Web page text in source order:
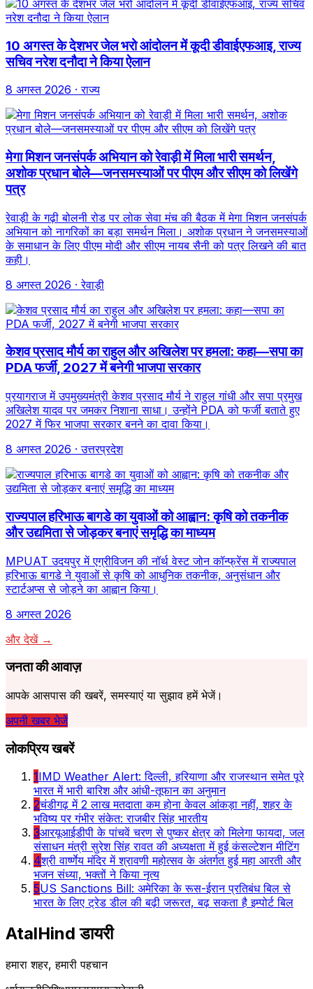
10 अगस्त के देशभर जेल भरो आंदोलन में कूदी डीवाईएफआइ, राज्य
सचिव नरेश दनौदा ने किया ऐलान
8 अगस्त 2026 · राज्य
मेगा मिशन जनसंपर्क अभियान को रेवाड़ी में मिला भारी समर्थन,
अशोक प्रधान बोले—जनसमस्याओं पर पीएम और सीएम को लिखेंगे
पत्र
रेवाड़ी के गढ़ी बोलनी रोड पर लोक सेवा मंच की बैठक में मेगा मिशन जनसंपर्क
अभियान को नागरिकों का बड़ा समर्थन मिला। अशोक प्रधान ने जनसमस्याओं
के समाधान के लिए पीएम मोदी और सीएम नायब सैनी को पत्र लिखने की बात
कही।
8 अगस्त 2026 · रेवाड़ी
केशव प्रसाद मौर्य का राहुल और अखिलेश पर हमला: कहा—सपा का
PDA फर्जी, 2027 में बनेगी भाजपा सरकार
प्रयागराज में उपमुख्यमंत्री केशव प्रसाद मौर्य ने राहुल गांधी और सपा प्रमुख
अखिलेश यादव पर जमकर निशाना साधा। उन्होंने PDA को फर्जी बताते हुए
2027 में फिर भाजपा सरकार बनने का दावा किया।
8 अगस्त 2026 · उत्तरप्रदेश
राज्यपाल हरिभाऊ बागडे का युवाओं को आह्वान: कृषि को तकनीक
और उद्यमिता से जोड़कर बनाएं समृद्धि का माध्यम
MPUAT उदयपुर में एग्रीविजन की नॉर्थ वेस्ट जोन कॉन्फ्रेंस में राज्यपाल
हरिभाऊ बागडे ने युवाओं से कृषि को आधुनिक तकनीक, अनुसंधान और
स्टार्टअप्स से जोड़ने का आह्वान किया।
8 अगस्त 2026
और देखें →
जनता की आवाज़
आपके आसपास की खबरें, समस्याएं या सुझाव हमें भेजें।
अपनी खबर भेजें
लोकप्रिय खबरें
1IMD Weather Alert: दिल्ली, हरियाणा और राजस्थान समेत पूरे
भारत में भारी बारिश और आंधी-तूफान का अनुमान
2चंडीगढ़ में 2 लाख मतदाता कम होना केवल आंकड़ा नहीं, शहर के
भविष्य पर गंभीर संकेत: राजबीर सिंह भारतीय
3आरयूआईडीपी के पांचवें चरण से पुष्कर क्षेत्र को मिलेगा फायदा, जल
संसाधन मंत्री सुरेश सिंह रावत की अध्यक्षता में हुई कंसल्टेशन मीटिंग
4श्री वार्ष्णेय मंदिर में श्रावणी महोत्सव के अंतर्गत हुई महा आरती और
भजन संध्या, भक्तों ने किया नृत्य
5US Sanctions Bill: अमेरिका के रूस-ईरान प्रतिबंध बिल से
भारत के लिए ट्रेड डील की बढ़ी जरूरत, बढ़ सकता है इम्पोर्ट बिल
AtalHind डायरी
हमारा शहर, हमारी पहचान